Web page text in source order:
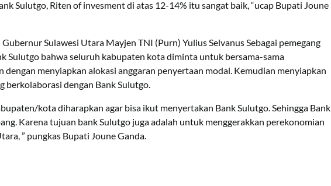
Sulutgo, Riten of invesment di atas 12-14% itu sangat baik, “ucap Bupati Joune
Sulawesi Utara Mayjen TNI (Purn) Yulius Selvanus Sebagai pemegang
Sulutgo bahwa seluruh kabupaten kota diminta untuk bersama-sama
dengan menyiapkan alokasi anggaran penyertaan modal. Kemudian menyiapkan
berkolaborasi dengan Bank Sulutgo.
kota diharapkan agar bisa ikut menyertakan Bank Sulutgo. Sehingga Bank
Karena tujuan bank Sulutgo juga adalah untuk menggerakkan perekonomian
” pungkas Bupati Joune Ganda.